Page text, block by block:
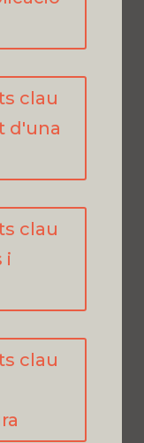
clau
d'una
clau
i
clau